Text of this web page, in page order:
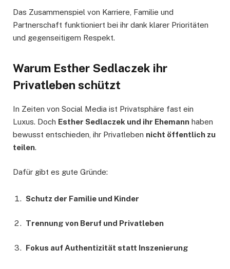
Das Zusammenspiel von Karriere, Familie und
Partnerschaft funktioniert bei ihr dank klarer Prioritäten
und gegenseitigem Respekt.
Warum Esther Sedlaczek ihr
Privatleben schützt
In Zeiten von Social Media ist Privatsphäre fast ein
Luxus. Doch Esther Sedlaczek und ihr Ehemann haben
bewusst entschieden, ihr Privatleben nicht öffentlich zu
teilen.
Dafür gibt es gute Gründe:
Schutz der Familie und Kinder
Trennung von Beruf und Privatleben
Fokus auf Authentizität statt Inszenierung